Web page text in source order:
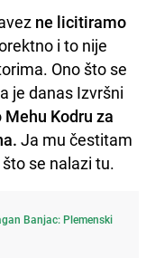
ne licitiramo
i to nije
Ono što se
je danas Izvršni
Mehu Kodru za
Ja mu čestitam
se nalazi tu.
Banjac: Plemenski